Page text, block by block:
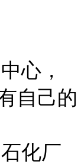
心，
自己的
化厂